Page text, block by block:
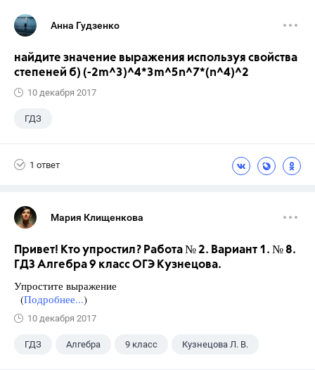
Анна Гудзенко
найдите значение выражения используя свойства
степеней б) (-2m^3)^4*3m^5n^7*(n^4)^2
10 декабря 2017
ГДЗ
1 ответ
Мария Клищенкова
Привет! Кто упростил? Работа № 2. Вариант 1. № 8.
ГДЗ Алгебра 9 класс ОГЭ Кузнецова.
Упростите выражение
(Подробнее...)
10 декабря 2017
ГДЗ Алгебра 9 класс Кузнецова Л. В.